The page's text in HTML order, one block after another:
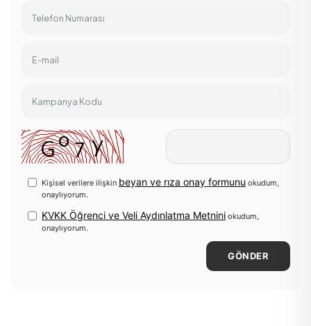
Telefon Numarası
E-mail
Kampanya Kodu
Kişisel verilere ilişkin beyan ve rıza onay formunu okudum,
onaylıyorum.
KVKK Öğrenci ve Veli Aydınlatma Metnini okudum,
onaylıyorum.
GÖNDER